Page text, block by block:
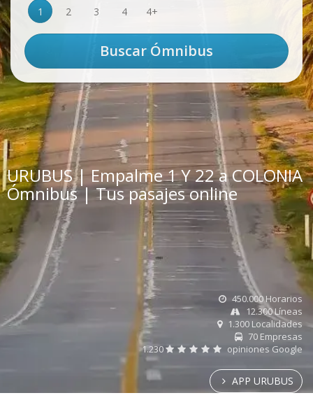
1
2 3 4 4+
URUBUS | Empalme 1 Y 22 a COLONIA
Ómnibus | Tus pasajes online
450.000 Horarios
12.300 Líneas
1.300 Localidades
70 Empresas
1.230
opiniones Google
APP URUBUS